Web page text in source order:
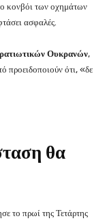
κονβόι των οχημάτων
ασφαλές.
Ουκρανών,
προειδοποιούν ότι, «δε
θα
το πρωί της Τετάρτης